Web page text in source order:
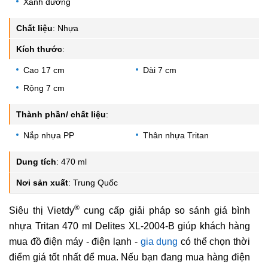
Chất liệu: Nhựa
Kích thước:
Cao 17 cm
Dài 7 cm
Rộng 7 cm
Thành phần/ chất liệu:
Nắp nhựa PP Thân nhựa Tritan
Dung tích: 470 ml
Nơi sản xuất: Trung Quốc
Siêu thị Vietdy® cung cấp giải pháp so sánh giá bình
nhựa Tritan 470 ml Delites XL-2004-B giúp khách hàng
mua đồ điện máy - điện lạnh - gia dụng có thể chọn thời
điểm giá tốt nhất để mua. Nếu bạn đang mua hàng điện